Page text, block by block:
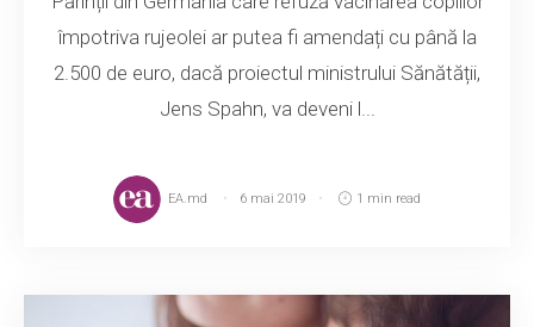
împotriva rujeolei ar putea fi amendați cu până la
2.500 de euro, dacă proiectul ministrului Sănătății,
Jens Spahn, va deveni l...
EA.md 6 mai 2019 1 min read